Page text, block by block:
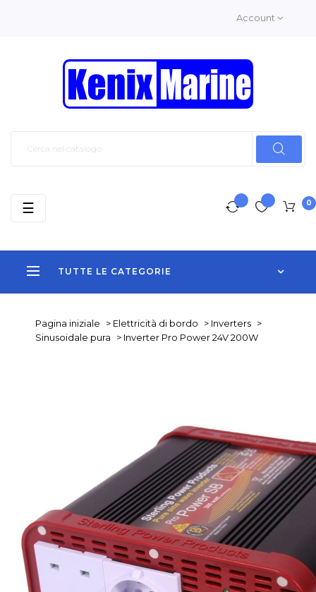
Account
0
TUTTE LE CATEGORIE
navigazione
☰
Pagina iniziale > Elettricità di bordo > Inverters >
Sinusoidale pura
> Inverter Pro Power 24V 200W